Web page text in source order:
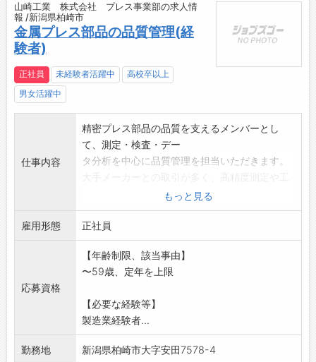
山崎工業 株式会社 プレス事業部の求人情
報 /新潟県柏崎市
金属プレス部品の品質管理(経
験者)
正社員 未経験者活躍中
高校卒以上
男女活躍中
仕事内容
精密プレス部品の品質を支えるメンバーとし
て、測定・検査・デー
タ分析を中心に品質管理を担当いただきます。
程改善に取り組める
環境です。
・三次元測定機や形状測定機を用いた測定・外
観検査
・測定データ分析と、現場と連携した改善活動
・測定機器の保守・校正による品質基盤づくり
経験者は工程改善や仕組みづくりにも挑戦でき
ます。「測るだけ」
でなく品質をつくり込む工程に関われる点も魅
力です。無理な納期
もっと見る
雇用形態 正社員
応募資格
【年齢制限、該当事由】
〜59歳、定年を上限
【必要な経験等】
製造業経験者...
勤務地 新潟県柏崎市大字安田7578-4